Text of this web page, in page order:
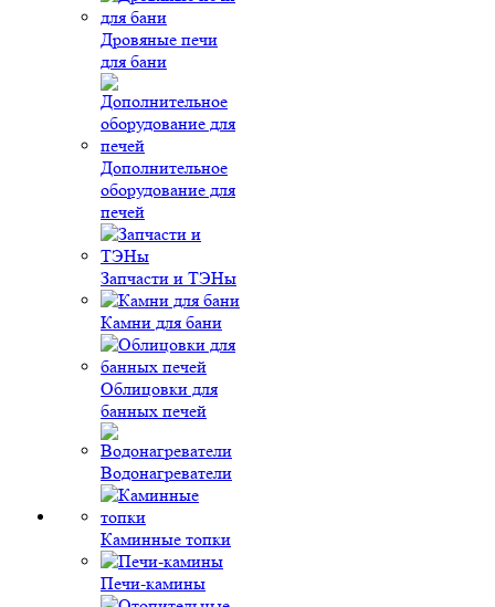
Дровяные печи
для бани
Дополнительное
оборудование для
печей
Запчасти и ТЭНы
Камни для бани
Облицовки для
банных печей
Водонагреватели
Каминные топки
Печи-камины